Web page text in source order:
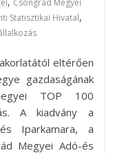
Csongrád Megyei
Statisztikai Hivatal,
eltérően
gazdaságának
TOP 100
A kiadvány a
Iparkamara, a
Megyei Adó-és